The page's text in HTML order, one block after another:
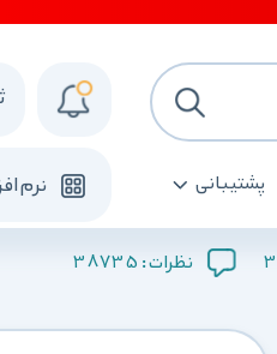
پشتیبانی نرم
نظرات :38735